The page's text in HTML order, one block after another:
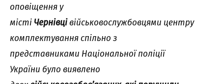
оповіщення у
місті Чернівцівійськовослужбовцями центру
комплектування спільно з
представниками Національної поліції
України було виявлено